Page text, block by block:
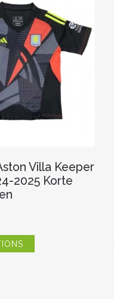
Villa Keeper
2025 Korte